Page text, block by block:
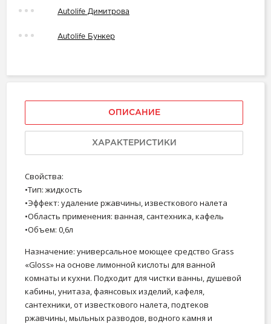
Autolife Димитрова
Autolife Бункер
ОПИСАНИЕ
ХАРАКТЕРИСТИКИ
Свойства:
•Тип: жидкость
•Эффект: удаление ржавчины, известкового налета
•Область применения: ванная, сантехника, кафель
•Объем: 0,6л
Назначение: универсальное моющее средство Grass
«Gloss» на основе лимонной кислоты для ванной
комнаты и кухни. Подходит для чистки ванны, душевой
кабины, унитаза, фаянсовых изделий, кафеля,
сантехники, от известкового налета, подтеков
ржавчины, мыльных разводов, водного камня и